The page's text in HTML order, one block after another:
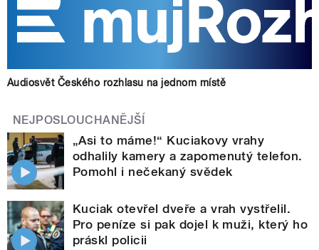
Audiosvět Českého rozhlasu na jednom místě
NEJPOSLOUCHANĚJŠÍ
„Asi to máme!“ Kuciakovy vrahy
odhalily kamery a zapomenutý telefon.
Pomohl i nečekaný svědek
Kuciak otevřel dveře a vrah vystřelil.
Pro peníze si pak dojel k muži, který ho
práskl policii